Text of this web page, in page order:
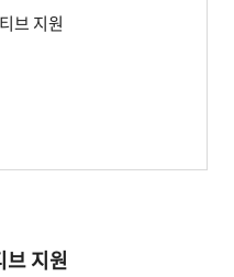
브 지원
브 지원